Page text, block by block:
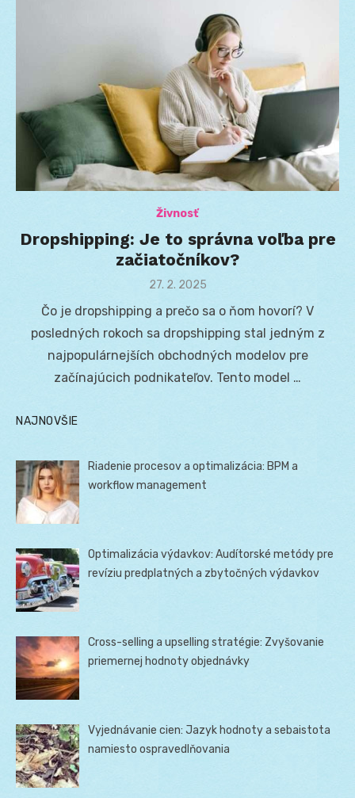
Živnosť
Dropshipping: Je to správna voľba pre
začiatočníkov?
Posted
27. 2. 2025
Čo je dropshipping a prečo sa o ňom hovorí? V
posledných rokoch sa dropshipping stal jedným z
najpopulárnejších obchodných modelov pre
začínajúcich podnikateľov. Tento model …
NAJNOVŠIE
Riadenie procesov a optimalizácia: BPM a
workflow management
Optimalizácia výdavkov: Audítorské metódy pre
revíziu predplatných a zbytočných výdavkov
Cross-selling a upselling stratégie: Zvyšovanie
priemernej hodnoty objednávky
Vyjednávanie cien: Jazyk hodnoty a sebaistota
namiesto ospravedlňovania